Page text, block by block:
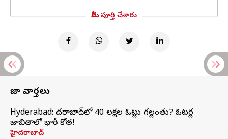
మీరు పూర్తి చేశారు
తాజా వార్తలు
Hyderabad: హైదరాబాద్‌లో 40 లక్షల ఓట్లు గల్లంతు? ఓటర్ల
జాబితాలో భారీ కోత!
హైదరాబాద్